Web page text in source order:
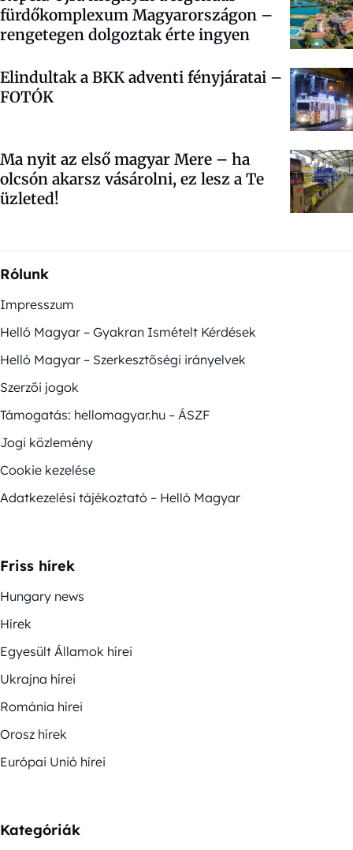
fürdőkomplexum Magyarországon –
rengetegen dolgoztak érte ingyen
Elindultak a BKK adventi fényjáratai –
FOTÓK
Ma nyit az első magyar Mere – ha
olcsón akarsz vásárolni, ez lesz a Te
üzleted!
Rólunk
Impresszum
Helló Magyar – Gyakran Ismételt Kérdések
Helló Magyar – Szerkesztőségi irányelvek
Szerzői jogok
Támogatás: hellomagyar.hu – ÁSZF
Jogi közlemény
Cookie kezelése
Adatkezelési tájékoztató – Helló Magyar
Friss hírek
Hungary news
Hírek
Egyesült Államok hírei
Ukrajna hírei
Románia hírei
Orosz hírek
Európai Unió hírei
Kategóriák